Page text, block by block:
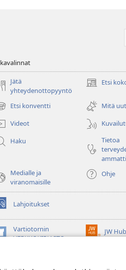
Jätä
yhteydenottopyyntö
Etsi
(avaa
ikkunan)
Etsi konventti
Mitä
Videot
Haku
Tietoa
Medialle ja
viranomaisille
Ohje
Lahjoitukset
Vartiotornin
VERKKOKIRJASTO
JW Hub
(avaa